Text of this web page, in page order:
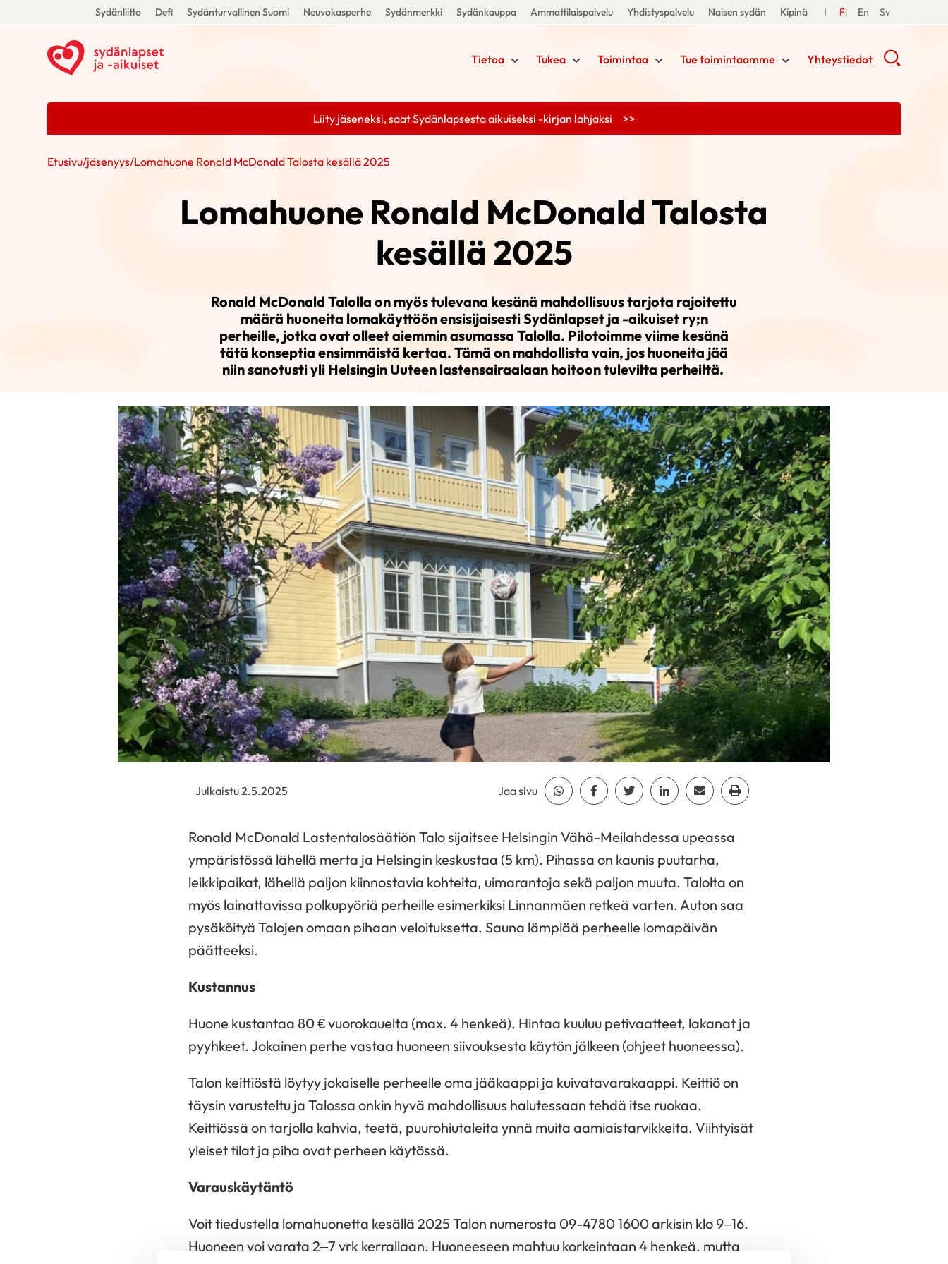
Sydänliitto Defi Sydänturvallinen Suomi Neuvokasperhe Sydänmerkki Sydänkauppa Ammattilaispalvelu Yhdistyspalvelu Naisen sydän Kipinä Fi En Sv
Tietoa Tukea Toimintaa Tue toimintaamme Yhteystiedot
Liity jäseneksi, saat Sydänlapsesta aikuiseksi -kirjan lahjaksi >>
Etusivu/jäsenyys/Lomahuone Ronald McDonald Talosta kesällä 2025
Lomahuone Ronald McDonald Talosta
kesällä 2025
Ronald McDonald Talolla on myös tulevana kesänä mahdollisuus tarjota rajoitettu
määrä huoneita lomakäyttöön ensisijaisesti Sydänlapset ja -aikuiset ry;n
perheille, jotka ovat olleet aiemmin asumassa Talolla. Pilotoimme viime kesänä
tätä konseptia ensimmäistä kertaa. Tämä on mahdollista vain, jos huoneita jää
niin sanotusti yli Helsingin Uuteen lastensairaalaan hoitoon tulevilta perheiltä.
Julkaistu 2.5.2025 Jaa sivu Jaa Whatsapp
Jaa Facebook
Jaa TwitterJaa LinkedinJaa EmailJaa Print
Ronald McDonald Lastentalosäätiön Talo sijaitsee Helsingin Vähä-Meilahdessa upeassa
ympäristössä lähellä merta ja Helsingin keskustaa (5 km). Pihassa on kaunis puutarha,
leikkipaikat, lähellä paljon kiinnostavia kohteita, uimarantoja sekä paljon muuta. Talolta on
myös lainattavissa polkupyöriä perheille esimerkiksi Linnanmäen retkeä varten. Auton saa
pysäköityä Talojen omaan pihaan veloituksetta. Sauna lämpiää perheelle lomapäivän
päätteeksi.
Kustannus
Huone kustantaa 80 € vuorokauelta (max. 4 henkeä). Hintaa kuuluu petivaatteet, lakanat ja
pyyhkeet. Jokainen perhe vastaa huoneen siivouksesta käytön jälkeen (ohjeet huoneessa).
Talon keittiöstä löytyy jokaiselle perheelle oma jääkaappi ja kuivatavarakaappi. Keittiö on
täysin varusteltu ja Talossa onkin hyvä mahdollisuus halutessaan tehdä itse ruokaa.
Keittiössä on tarjolla kahvia, teetä, puurohiutaleita ynnä muita aamiaistarvikkeita. Viihtyisät
yleiset tilat ja piha ovat perheen käytössä.
Varauskäytäntö
Voit tiedustella lomahuonetta kesällä 2025 Talon numerosta 09-4780 1600 arkisin klo 9–16.
Huoneen voi varata 2–7 vrk kerrallaan. Huoneeseen mahtuu korkeintaan 4 henkeä, mutta